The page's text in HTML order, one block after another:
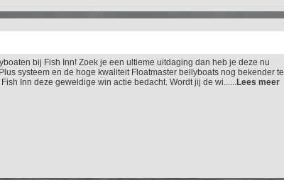
bij Fish Inn! Zoek je een ultieme uitdaging dan heb je deze nu
systeem en de hoge kwaliteit Floatmaster bellyboats nog bekender te
Inn deze geweldige win actie bedacht. Wordt jij de wi......Lees meer